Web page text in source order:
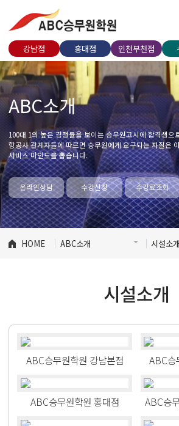
강남점 홍대점 인천부천점
ABC소개
100대 1의 높은 경쟁률을 보이는 승무원고시에 합격생으
항공사 관계자들에 따르면 승무원에게 요구되는 자질은
서비스 마인드를 뽑습니다.
온라인상담 수강신청 수강료조회
HOME ABC소개 시설소개
시설소개
ABC승무원학원 강남본점 ABC승
ABC승무원학원 홍대점 ABC승